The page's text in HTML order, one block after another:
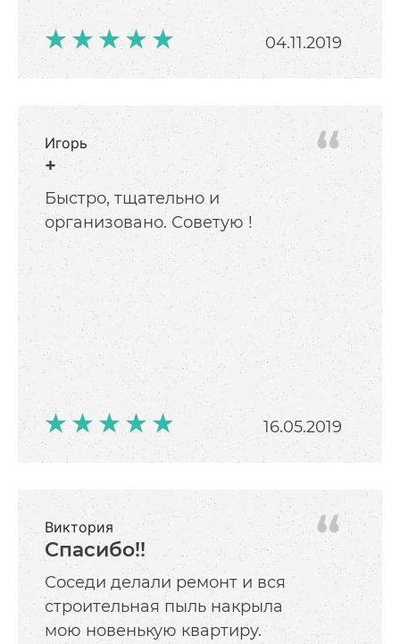
04.11.2019
Игорь
+
Быстро, тщательно и
организовано. Советую !
16.05.2019
Виктория
Спасибо!!
Соседи делали ремонт и вся
строительная пыль накрыла
мою новенькую квартиру.